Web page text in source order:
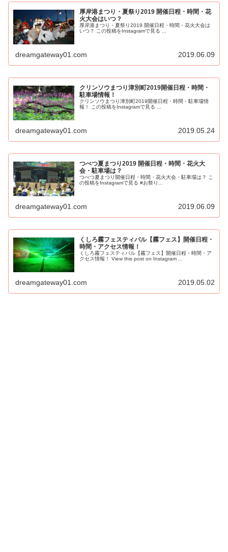
厚岸港まつり・夏祭り2019 開催日程・時間・花
火大会はいつ？
厚岸港まつり・夏祭り2019 開催日程・時間・花火大会は
いつ？ この投稿をInstagramで見る ...
dreamgateway01.com 2019.06.09
クリンソウまつり津別町2019開催日程・時間・
駐車場情報！
クリンソウまつり津別町2019開催日程・時間・駐車場情
報！ この投稿をInstagramで見る ...
dreamgateway01.com 2019.05.24
つべつ夏まつり2019 開催日程・時間・花火大
会・駐車場は？
つべつ夏まつり開催日程・時間・花火大会・駐車場は？ こ
の投稿をInstagramで見る #お祭り...
dreamgateway01.com 2019.06.09
くしろ霧フェスティバル【霧フェス】開催日程・
時間・アクセス情報！
くしろ霧フェスティバル【霧フェス】開催日程・時間・ア
クセス情報！ View this post on Instagram ...
dreamgateway01.com 2019.05.02